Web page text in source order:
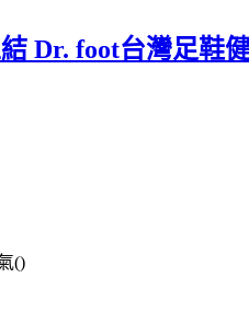
Dr. foot台灣足鞋
()